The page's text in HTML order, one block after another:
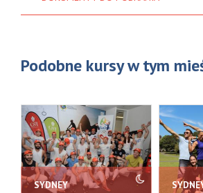
Podobne kursy w tym
SYDNEY